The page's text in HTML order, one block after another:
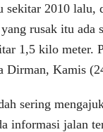
sekitar 2010 lalu,
rusak itu ada
1,5 kilo meter.
Dirman, Kamis
sering
informasi jalan